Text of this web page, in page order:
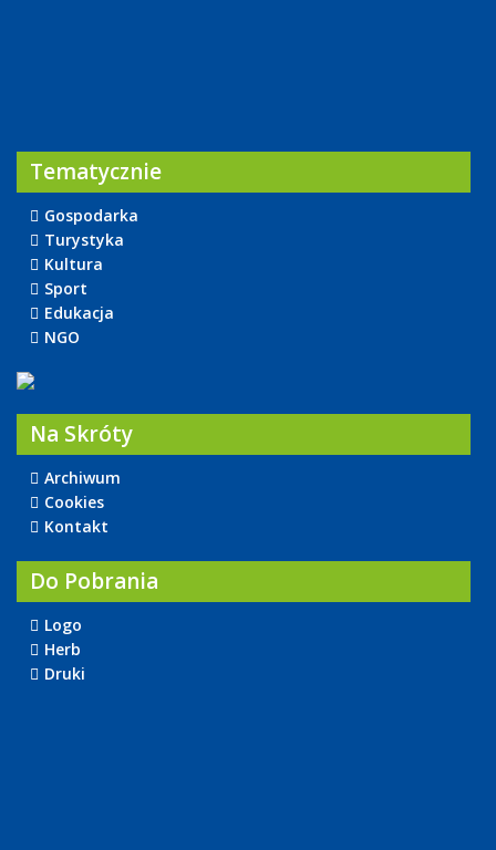
Tematycznie
Gospodarka
Turystyka
Kultura
Sport
Edukacja
NGO
Na Skróty
Archiwum
Cookies
Kontakt
Do Pobrania
Logo
Herb
Druki